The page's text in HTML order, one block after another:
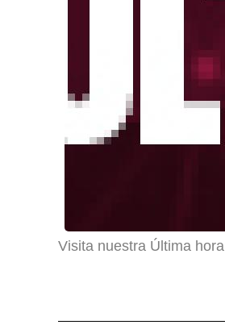
Visita nuestra Última hora